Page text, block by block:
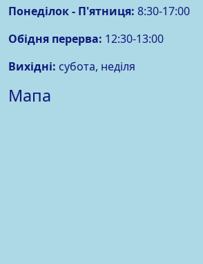
Понеділок - П'ятниця: 8:30-17:00
Обідня перерва: 12:30-13:00
Вихідні: субота, неділя
Мапа